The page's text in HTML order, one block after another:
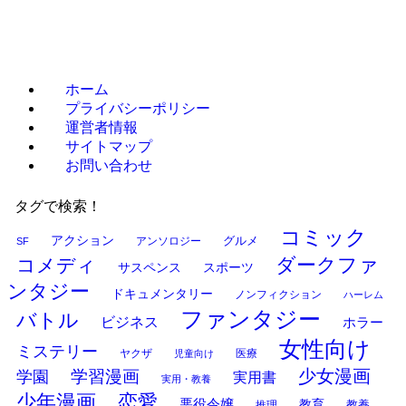
ホーム
プライバシーポリシー
運営者情報
サイトマップ
お問い合わせ
タグで検索！
SF アクション アンソロジー グルメ コミック
コメディ サスペンス スポーツ
ダークファ
ンタジー
ドキュメンタリー ノンフィクション ハーレム
バトル ビジネス ファンタジー ホラー
ミステリー ヤクザ 児童向け 医療 女性向け
学園 学習漫画 実用・教養 実用書 少女漫画